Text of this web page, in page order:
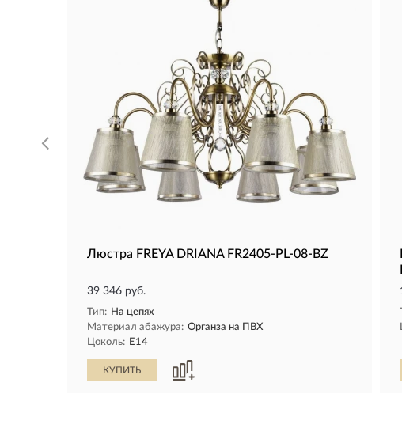
Люстра FREYA DRIANA FR2405-PL-08-BZ
39 346 руб.
Тип: На цепях
Материал абажура: Органза на ПВХ
Цоколь: E14
КУПИТЬ